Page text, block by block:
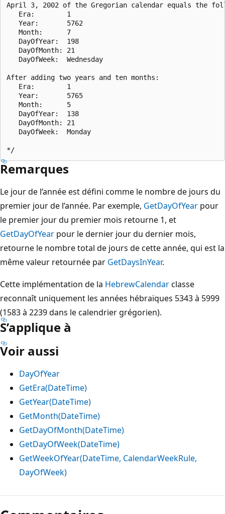
April 3, 2002 of the Gregorian calendar equals the
   Era:        1
   Year:       5762
   Month:      7
   DayOfYear:  198
   DayOfMonth: 21
   DayOfWeek:  Wednesday
After adding two years and ten months:
   Era:        1
   Year:       5765
   Month:      5
   DayOfYear:  138
   DayOfMonth: 21
   DayOfWeek:  Monday
Remarques
Le jour de l’année est défini comme le nombre de jours du
premier jour de l’année. Par exemple, GetDayOfYear pour
le premier jour du premier mois retourne 1, et
GetDayOfYear pour le dernier jour du dernier mois,
retourne le nombre total de jours de cette année, qui est la
même valeur retournée par GetDaysInYear.
Cette implémentation de la HebrewCalendarclasse
reconnaît uniquement les années hébraïques 5343 à 5999
(1583 à 2239 dans le calendrier grégorien).
S’applique à
Voir aussi
DayOfYear
GetEra(DateTime)
GetYear(DateTime)
GetMonth(DateTime)
GetDayOfMonth(DateTime)
GetDayOfWeek(DateTime)
GetWeekOfYear(DateTime, CalendarWeekRule,
DayOfWeek)
Mode
lecture